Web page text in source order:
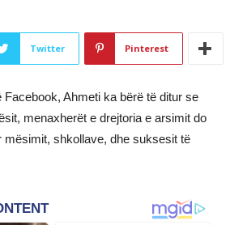
Twitter Pinterest
Ahmeti ka bërë të ditur se
menaxherët e drejtoria e arsimit do
mësimit, shkollave, dhe suksesit të